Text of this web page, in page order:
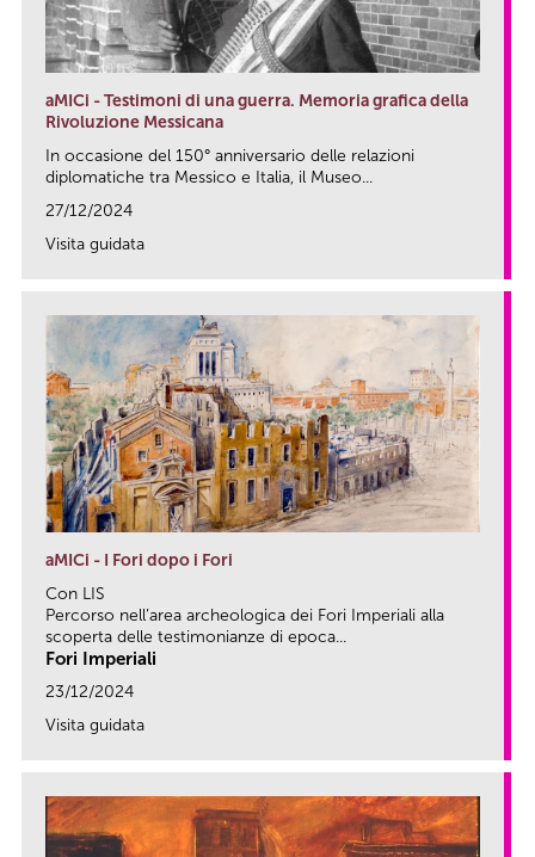
aMICi - Testimoni di una guerra. Memoria grafica della
Rivoluzione Messicana
In occasione del 150° anniversario delle relazioni
diplomatiche tra Messico e Italia, il Museo...
27/12/2024
Visita guidata
aMICi - I Fori dopo i Fori
Con LIS
Percorso nell’area archeologica dei Fori Imperiali alla
scoperta delle testimonianze di epoca...
Fori Imperiali
23/12/2024
Visita guidata